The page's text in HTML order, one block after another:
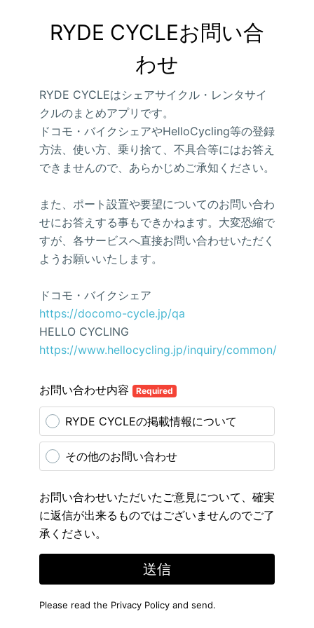
RYDE CYCLEお問い合
わせ
RYDE CYCLEはシェアサイクル・レンタサイ
クルのまとめアプリです。
ドコモ・バイクシェアやHelloCycling等の登録
方法、使い方、乗り捨て、不具合等にはお答え
できませんので、あらかじめご承知ください。
また、ポート設置や要望についてのお問い合わ
せにお答えする事もできかねます。大変恐縮で
すが、各サービスへ直接お問い合わせいただく
ようお願いいたします。
ドコモ・バイクシェア
https://docomo-cycle.jp/qa
HELLO CYCLING
https://www.hellocycling.jp/inquiry/common/
お問い合わせ内容 Required
RYDE CYCLEの掲載情報について
その他のお問い合わせ
お問い合わせいただいたご意見について、確実
に返信が出来るものではございませんのでご了
承ください。
送信
Please read the Privacy Policy and send.